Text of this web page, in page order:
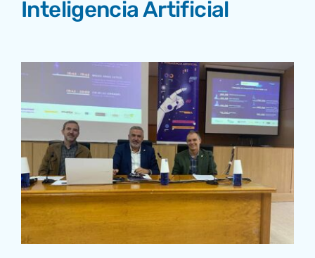
Investigación
Formación
Eventos
Empresas
Alumnado
Contacto
Inteligencia Artificial